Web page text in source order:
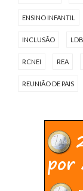
ENSINO INFANTIL
INCLUSÃO
RCNEI REA
REUNIÃO DE PAIS